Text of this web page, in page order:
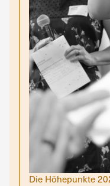
Die Höhepunkte